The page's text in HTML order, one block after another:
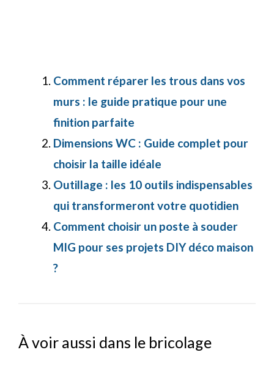
Comment réparer les trous dans vos
murs : le guide pratique pour une
finition parfaite
Dimensions WC : Guide complet pour
choisir la taille idéale
Outillage : les 10 outils indispensables
qui transformeront votre quotidien
Comment choisir un poste à souder
MIG pour ses projets DIY déco maison
?
À voir aussi dans le bricolage